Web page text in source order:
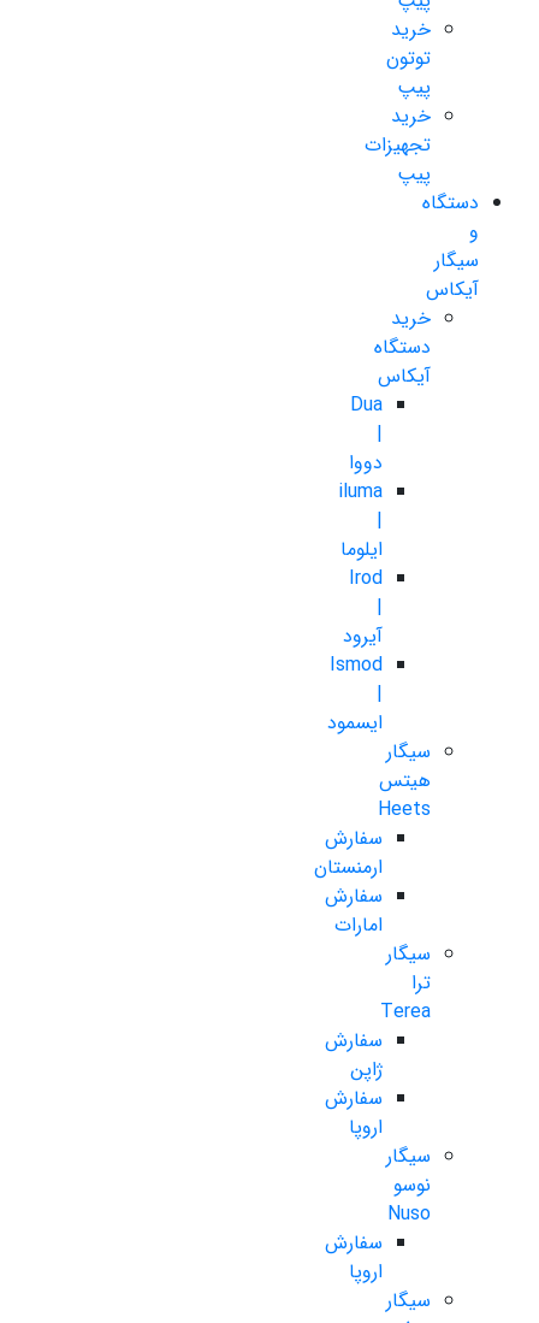
خرید
توتون
پیپ
خرید
تجهیزات
پیپ
دستگاه
و
سیگار
آیکاس
خرید
دستگاه
آیکاس
Dua
|
دووا
iluma
|
ایلوما
Irod
|
آیرود
Ismod
|
ایسمود
سیگار
هیتس
Heets
سفارش
ارمنستان
سفارش
امارات
سیگار
ترا
Terea
سفارش
ژاپن
سفارش
اروپا
سیگار
نوسو
Nuso
سفارش
اروپا
سیگار